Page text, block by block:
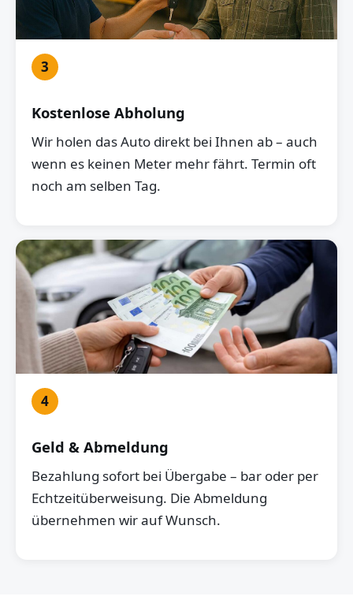
3
Kostenlose Abholung
Wir holen das Auto direkt bei Ihnen ab – auch
wenn es keinen Meter mehr fährt. Termin oft
noch am selben Tag.
4
Geld & Abmeldung
Bezahlung sofort bei Übergabe – bar oder per
Echtzeitüberweisung. Die Abmeldung
übernehmen wir auf Wunsch.